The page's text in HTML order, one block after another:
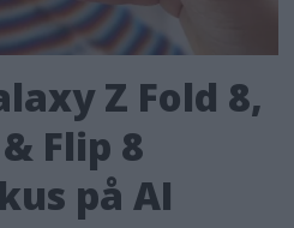
Z Fold 8,
Flip 8
på AI